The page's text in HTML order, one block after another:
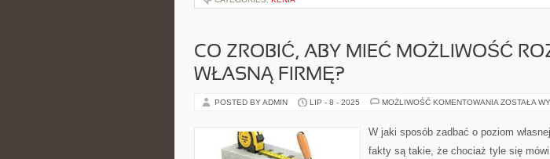
CO ZROBIĆ, ABY MIEĆ MOŻLIWOŚĆ
WŁASNĄ FIRMĘ?
POSTED BY ADMIN LIP - 8 - 2025 MOŻLIWOŚĆ KOMENTOWANIA CO
MOŻLIWOŚĆ
WŁASNĄ
ZOSTAŁA
W jaki sposób zadbać o poziom
fakty są takie, że chociaż tyle się